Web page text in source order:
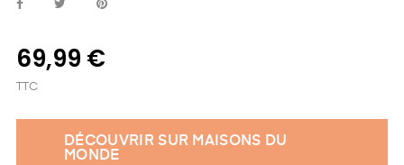
69,99 €
TTC
DÉCOUVRIR SUR MAISONS DU
MONDE